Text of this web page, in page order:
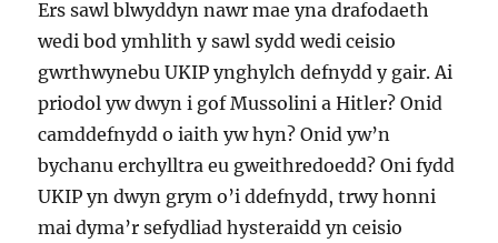
Ers sawl blwyddyn nawr mae yna drafodaeth
wedi bod ymhlith y sawl sydd wedi ceisio
gwrthwynebu UKIP ynghylch defnydd y gair. Ai
priodol yw dwyn i gof Mussolini a Hitler? Onid
camddefnydd o iaith yw hyn? Onid yw’n
bychanu erchylltra eu gweithredoedd? Oni fydd
UKIP yn dwyn grym o’i ddefnydd, trwy honni
mai dyma’r sefydliad hysteraidd yn ceisio